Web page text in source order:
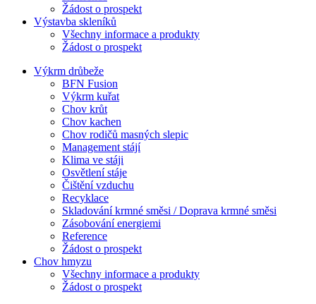
Žádost o prospekt
Výstavba skleníků
Všechny informace a produkty
Žádost o prospekt
Výkrm drůbeže
BFN Fusion
Výkrm kuřat
Chov krůt
Chov kachen
Chov rodičů masných slepic
Management stájí
Klima ve stáji
Osvětlení stáje
Čištění vzduchu
Recyklace
Skladování krmné směsi / Doprava krmné směsi
Zásobování energiemi
Reference
Žádost o prospekt
Chov hmyzu
Všechny informace a produkty
Žádost o prospekt